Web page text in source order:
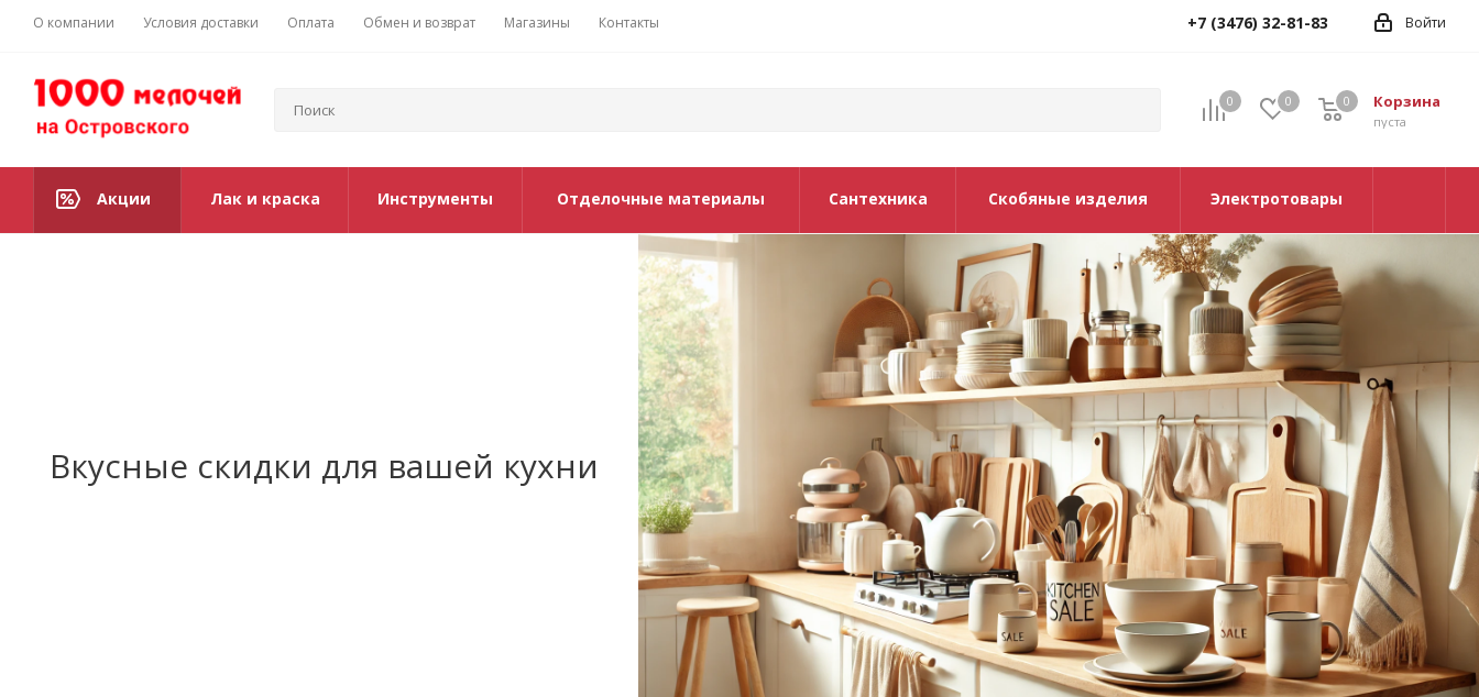
О компании Условия доставки Оплата Обмен и возврат Магазины Контакты Войти
+7 (3476) 32-81-83
0 0 Корзина
0
пуста
0
Акции Лак и краска Инструменты Отделочные материалы Сантехника Скобяные изделия Электротовары
Вкусные скидки для вашей кухни